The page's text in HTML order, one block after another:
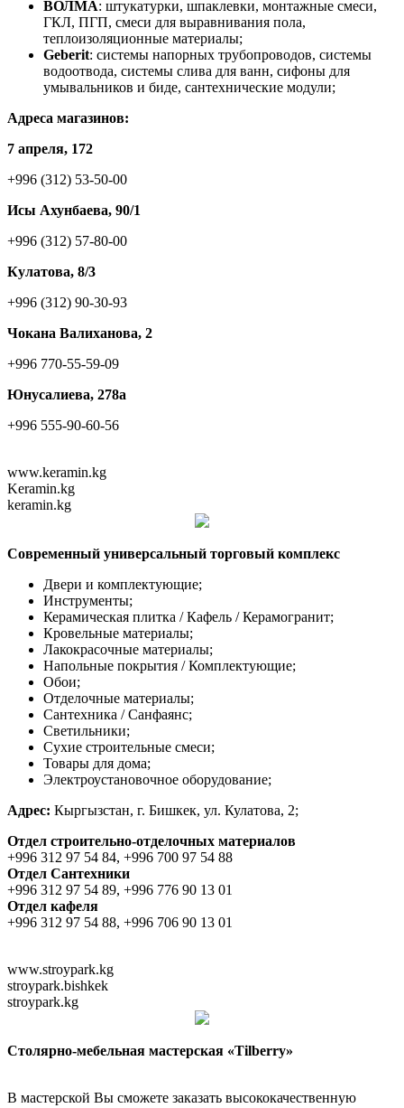
ВОЛМА: штукатурки, шпаклевки, монтажные смеси,
ГКЛ, ПГП, смеси для выравнивания пола,
теплоизоляционные материалы;
Geberit: системы напорных трубопроводов, системы
водоотвода, системы слива для ванн, сифоны для
умывальников и биде, сантехнические модули;
Адреса магазинов:
7 апреля, 172
+996 (312) 53-50-00
Исы Ахунбаева, 90/1
+996 (312) 57-80-00
Кулатова, 8/3
+996 (312) 90-30-93
Чокана Валиханова, 2
+996 770-55-59-09
Юнусалиева, 278а
+996 555-90-60-56
www.keramin.kg
Keramin.kg
keramin.kg
Современный универсальный торговый комплекс
Двери и комплектующие;
Инструменты;
Керамическая плитка / Кафель / Керамогранит;
Кровельные материалы;
Лакокрасочные материалы;
Напольные покрытия / Комплектующие;
Обои;
Отделочные материалы;
Сантехника / Санфаянс;
Светильники;
Сухие строительные смеси;
Товары для дома;
Электроустановочное оборудование;
Адрес: Кыргызстан, г. Бишкек, ул. Кулатова, 2;
Отдел строительно-отделочных материалов
+996 312 97 54 84, +996 700 97 54 88
Отдел Сантехники
+996 312 97 54 89, +996 776 90 13 01
Отдел кафеля
+996 312 97 54 88, +996 706 90 13 01
www.stroypark.kg
stroypark.bishkek
stroypark.kg
Столярно-мебельная мастерская «Tilberry»
В мастерской Вы сможете заказать высококачественную